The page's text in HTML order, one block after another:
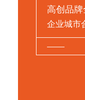
高创品
企业城市